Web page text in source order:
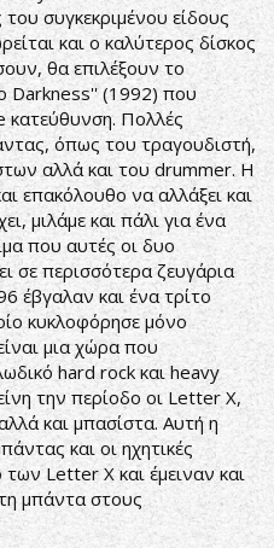
συγκεκριμένου είδους
και ο καλύτερος δίσκος
θα επιλέξουν το
Darkness'' (1992) που
κατεύθυνση. Πολλές
όπως του τραγουδιστή,
αλλά και του drummer. Η
επακόλουθο να αλλάξει και
μιλάμε και πάλι για ένα
που αυτές οι δυο
σε περισσότερα ζευγάρια
έβγαλαν και ένα τρίτο
κυκλοφόρησε μόνο
μια χώρα που
hard rock και heavy
την περίοδο οι Letter X,
και μπασίστα. Αυτή η
και οι ηχητικές
Letter X και έμειναν και
μπάντα στους